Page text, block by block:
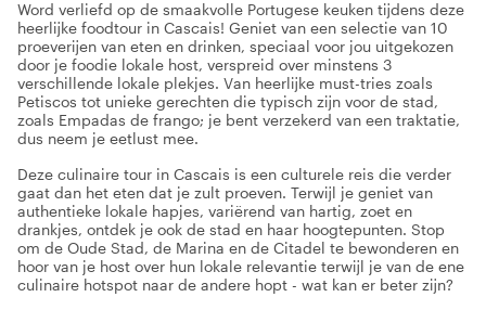
Word verliefd op de smaakvolle Portugese keuken tijdens deze
heerlijke foodtour in Cascais! Geniet van een selectie van 10
proeverijen van eten en drinken, speciaal voor jou uitgekozen
door je foodie lokale host, verspreid over minstens 3
verschillende lokale plekjes. Van heerlijke must-tries zoals
Petiscos tot unieke gerechten die typisch zijn voor de stad,
zoals Empadas de frango; je bent verzekerd van een traktatie,
dus neem je eetlust mee.
Deze culinaire tour in Cascais is een culturele reis die verder
gaat dan het eten dat je zult proeven. Terwijl je geniet van
authentieke lokale hapjes, variërend van hartig, zoet en
drankjes, ontdek je ook de stad en haar hoogtepunten. Stop
om de Oude Stad, de Marina en de Citadel te bewonderen en
hoor van je host over hun lokale relevantie terwijl je van de ene
culinaire hotspot naar de andere hopt - wat kan er beter zijn?